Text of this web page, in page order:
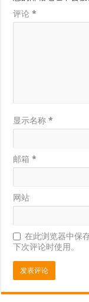
评论*
显示名称*
邮箱*
网站
在此浏览器中保
下次评论时使用。